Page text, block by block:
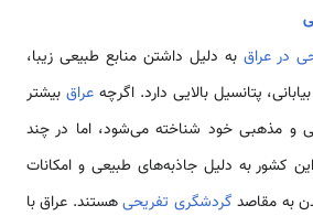
در عراق به دلیل داشتن منابع طبیعی زیبا،
پتانسیل بالایی دارد. اگرچهعراق بیشتر
و مذهبی خود شناخته می‌شود، اما در چند
کشور به دلیل جاذبه‌های طبیعی و امکانات
به مقاصد گردشگری تفریحیهستند. عراق با